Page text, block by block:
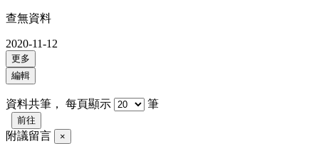
查無資料
2020-11-12
更多
編輯
資料共筆， 每頁顯示 筆
前往
附議留言 ×